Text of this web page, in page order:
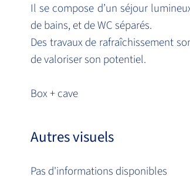
Il se compose d’un séjour
de bains, et de WC séparés.
Des travaux de rafraîchissement
de valoriser son potentiel.
Box + cave
Autres visuels
Pas d'informations disponibles